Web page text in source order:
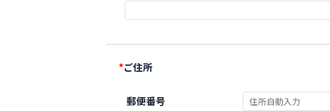
*ご住所
郵便番号